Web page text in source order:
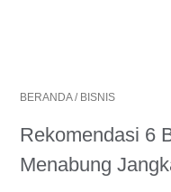
BERANDA / BISNIS
Rekomendasi 6
Menabung